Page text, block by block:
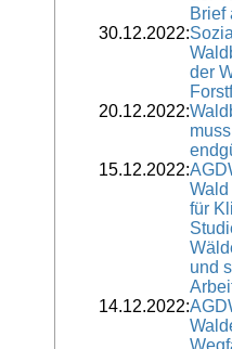
Brief
30.12.2022:
der
20.12.2022:
15.12.2022:
für
und
14.12.2022: